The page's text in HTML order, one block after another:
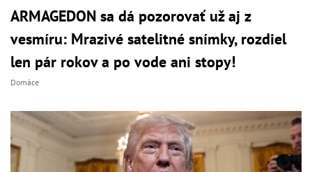
ARMAGEDON sa dá pozorovať už aj z
vesmíru: Mrazivé satelitné snímky, rozdiel
len pár rokov a po vode ani stopy!
Domáce